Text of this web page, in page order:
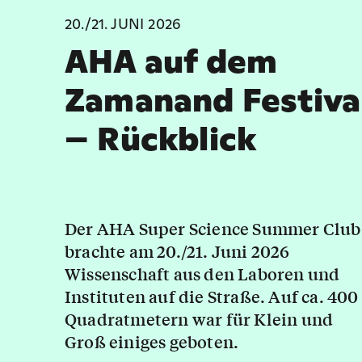
20./21. JUNI 2026
AHA auf dem
Zamanand
– Rückblick
Der AHA Super Science Summer Club
brachte am 20./21. Juni 2026
Wissenschaft aus den Laboren und
Instituten auf die Straße. Auf ca. 400
Quadratmetern war für Klein und
Groß einiges geboten.